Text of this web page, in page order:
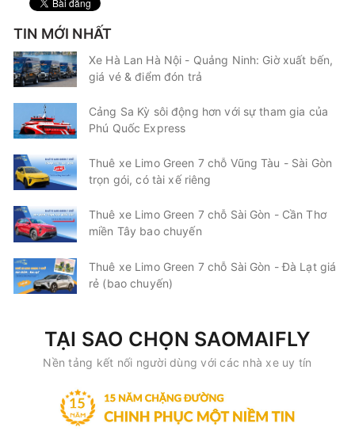
TIN MỚI NHẤT
Xe Hà Lan Hà Nội - Quảng Ninh: Giờ xuất bến,
giá vé & điểm đón trả
Cảng Sa Kỳ sôi động hơn với sự tham gia của
Phú Quốc Express
Thuê xe Limo Green 7 chỗ Vũng Tàu - Sài Gòn
trọn gói, có tài xế riêng
Thuê xe Limo Green 7 chỗ Sài Gòn - Cần Thơ
miền Tây bao chuyến
Thuê xe Limo Green 7 chỗ Sài Gòn - Đà Lạt giá
rẻ (bao chuyến)
TẠI SAO CHỌN SAOMAIFLY
Nền tảng kết nối người dùng với các nhà xe uy tín